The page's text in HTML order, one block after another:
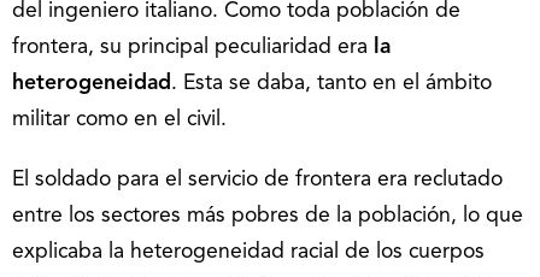
del ingeniero italiano. Como toda población de
frontera, su principal peculiaridad era
la
heterogeneidad . Esta se daba, tanto en el ámbito
militar como en el civil.
El soldado para el servicio de frontera era reclutado
entre los sectores más pobres de la población, lo que
explicaba la heterogeneidad racial de los cuerpos